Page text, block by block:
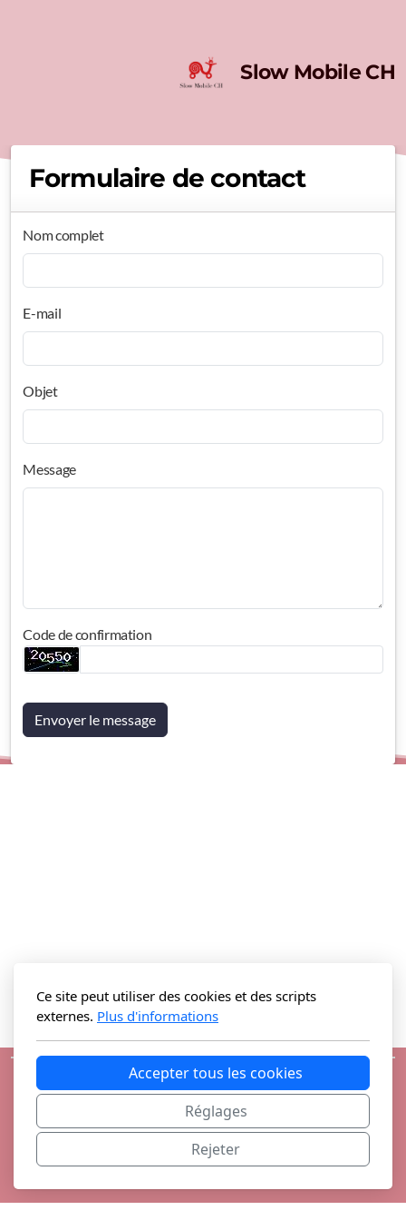
Slow Mobile CH
Formulaire de contact
Nom complet
E-mail
Objet
Message
Code de confirmation
Envoyer le message
Ce site peut utiliser des cookies et des scripts
externes. Plus d'informations
Accepter tous les cookies
Réglages
Rejeter